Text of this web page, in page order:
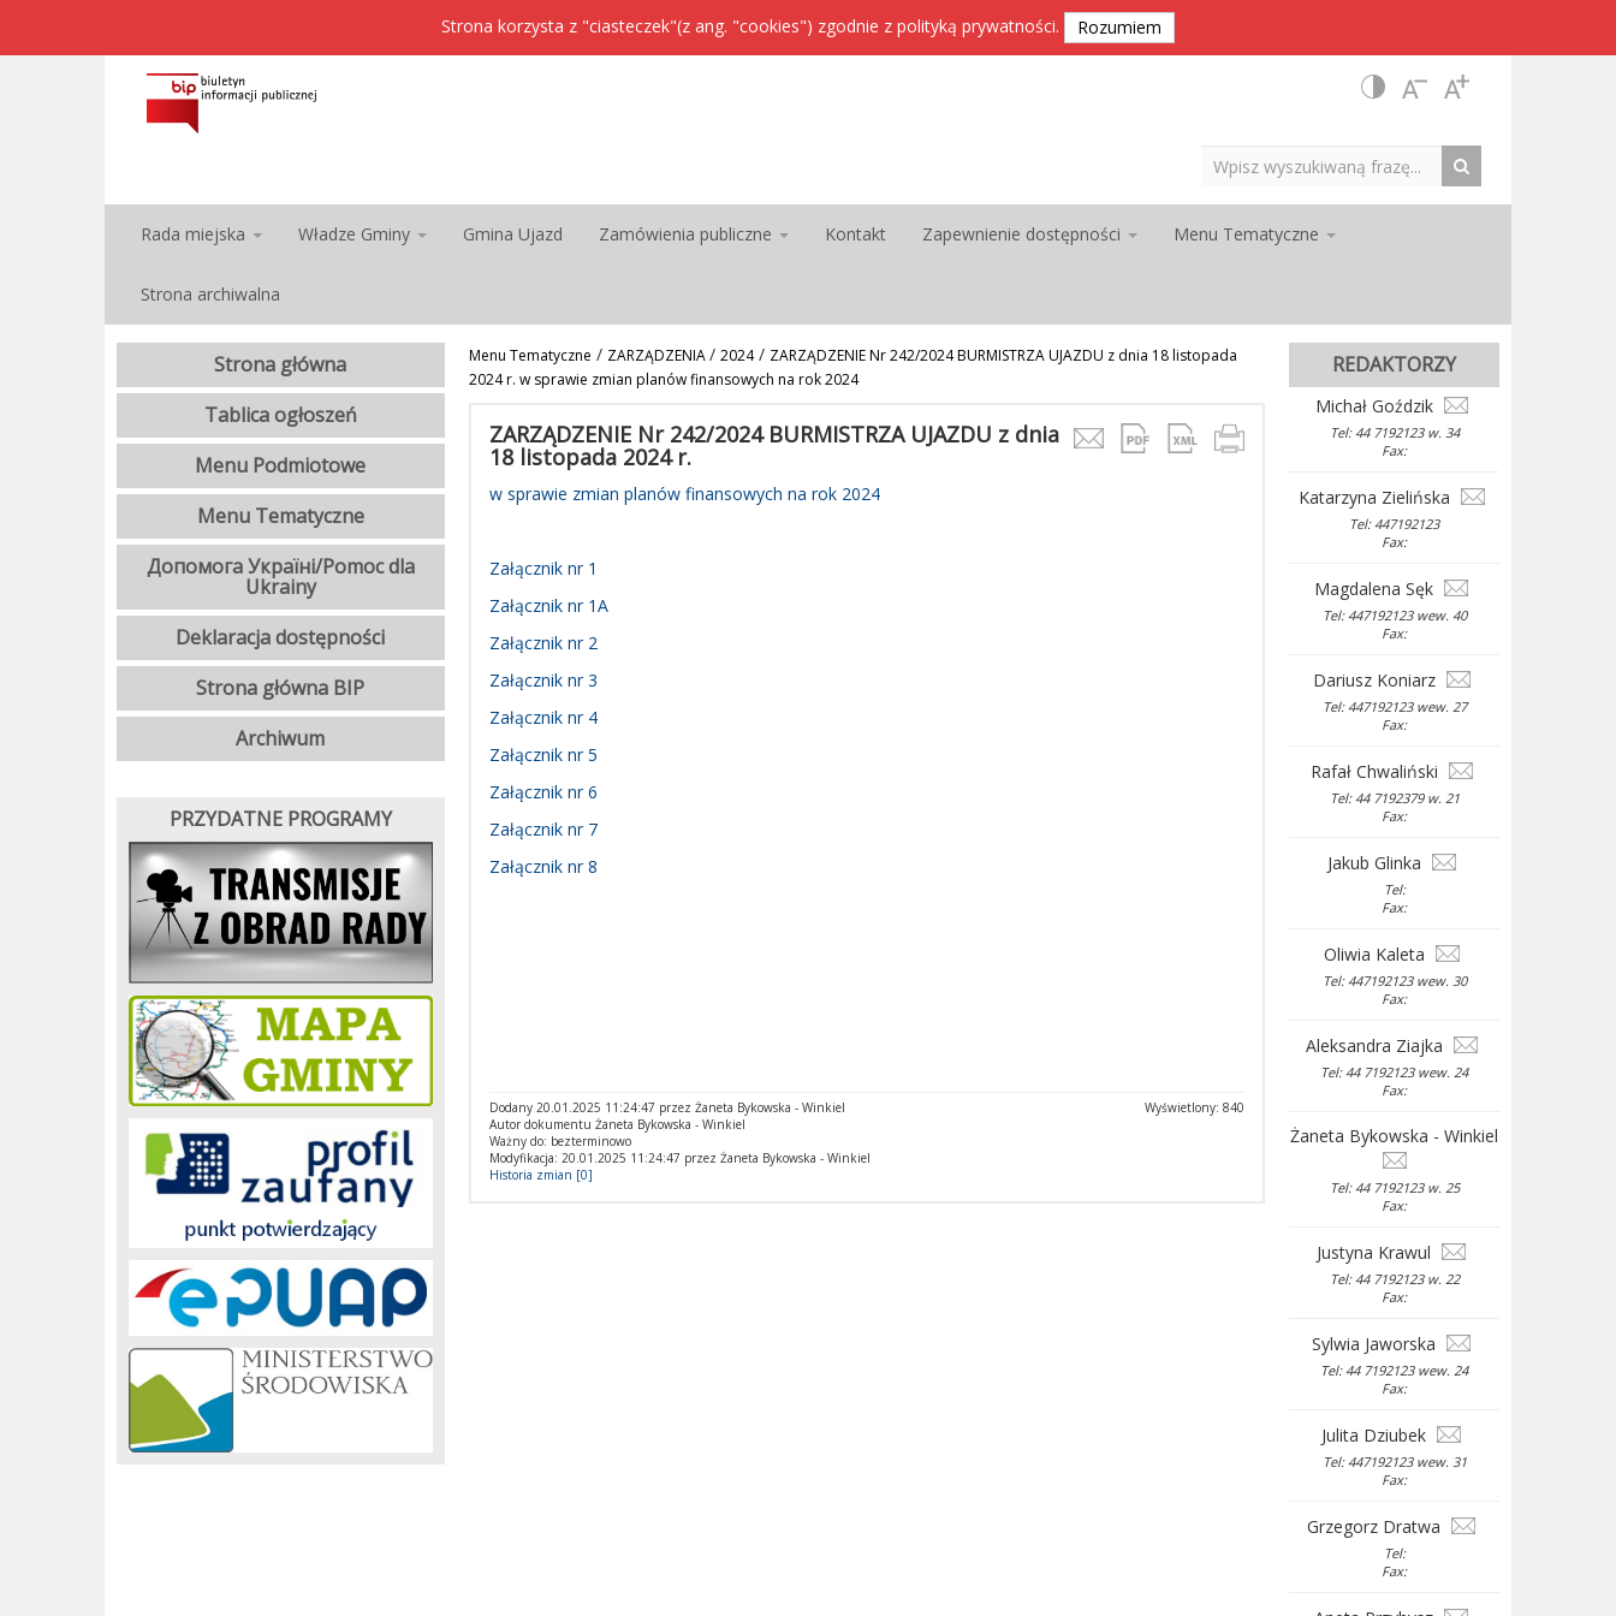
Strona korzysta z "ciasteczek"(z ang. "cookies") zgodnie z polityką prywatności. Rozumiem
Rada miejska Władze Gminy Gmina Ujazd Zamówienia publiczne Kontakt Zapewnienie dostępności Menu Tematyczne
Strona archiwalna
Menu Tematyczne / ZARZĄDZENIA/ 2024/ ZARZĄDZENIE Nr 242/2024 BURMISTRZA UJAZDU z dnia 18 listopada
2024 r. w sprawie zmian planów finansowych na rok 2024
ZARZĄDZENIE Nr 242/2024 BURMISTRZA UJAZDU z dnia
18 listopada 2024 r.
w sprawie zmian planów finansowych na rok 2024
Załącznik nr 1
Załącznik nr 1A
Załącznik nr 2
Załącznik nr 3
Załącznik nr 4
Załącznik nr 5
Załącznik nr 6
Załącznik nr 7
Załącznik nr 8
Wyświetlony: 840
Dodany 20.01.2025 11:24:47 przez Żaneta Bykowska - Winkiel
Autor dokumentu Żaneta Bykowska - Winkiel
Ważny do: bezterminowo
Modyfikacja: 20.01.2025 11:24:47 przez Żaneta Bykowska - Winkiel
Historia zmian [0]
Strona główna
Tablica ogłoszeń
Menu Podmiotowe
Menu Tematyczne
Допомога Україні/Pomoc dla
Ukrainy
Deklaracja dostępności
Strona główna BIP
Archiwum
PRZYDATNE PROGRAMY
REDAKTORZY
Michał Goździk
Tel: 44 7192123 w. 34
Fax:
Katarzyna Zielińska
Tel: 447192123
Fax:
Magdalena Sęk
Tel: 447192123 wew. 40
Fax:
Dariusz Koniarz
Tel: 447192123 wew. 27
Fax:
Rafał Chwaliński
Tel: 44 7192379 w. 21
Fax:
Jakub Glinka
Tel:
Fax:
Oliwia Kaleta
Tel: 447192123 wew. 30
Fax:
Aleksandra Ziajka
Tel: 44 7192123 wew. 24
Fax:
Żaneta Bykowska - Winkiel
Tel: 44 7192123 w. 25
Fax:
Justyna Krawul
Tel: 44 7192123 w. 22
Fax:
Sylwia Jaworska
Tel: 44 7192123 wew. 24
Fax:
Julita Dziubek
Tel: 447192123 wew. 31
Fax:
Grzegorz Dratwa
Tel:
Fax: